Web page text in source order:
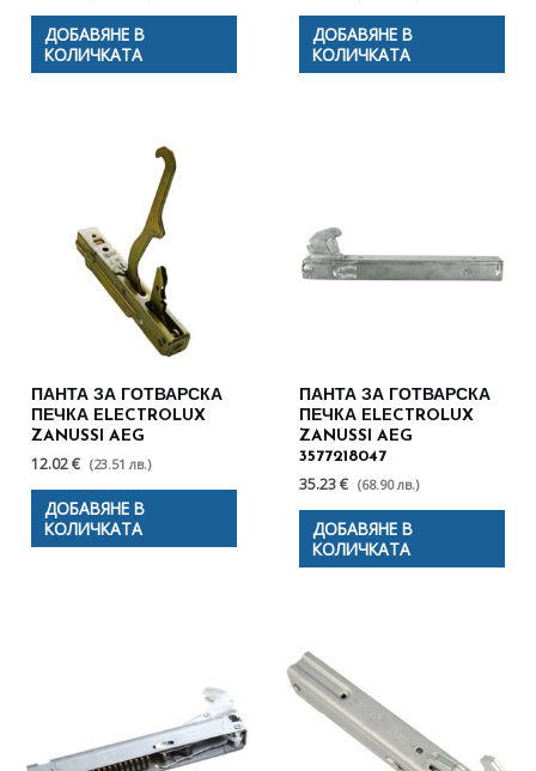
ДОБАВЯНЕ В
КОЛИЧКАТА
ДОБАВЯНЕ В
КОЛИЧКАТА
ПАНТА ЗА ГОТВАРСКА
ПЕЧКА ELECTROLUX
ZANUSSI AEG
12.02 € (23.51 лв.)
ДОБАВЯНЕ В
КОЛИЧКАТА
ПАНТА ЗА ГОТВАРСКА
ПЕЧКА ELECTROLUX
ZANUSSI AEG
3577218047
35.23 € (68.90 лв.)
ДОБАВЯНЕ В
КОЛИЧКАТА